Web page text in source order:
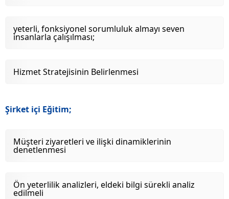
yeterli, fonksiyonel sorumluluk almayı seven
insanlarla çalışılması;
Hizmet Stratejisinin Belirlenmesi
Şirket içi Eğitim;
Müşteri ziyaretleri ve ilişki dinamiklerinin
denetlenmesi
Ön yeterlilik analizleri, eldeki bilgi sürekli analiz
edilmeli